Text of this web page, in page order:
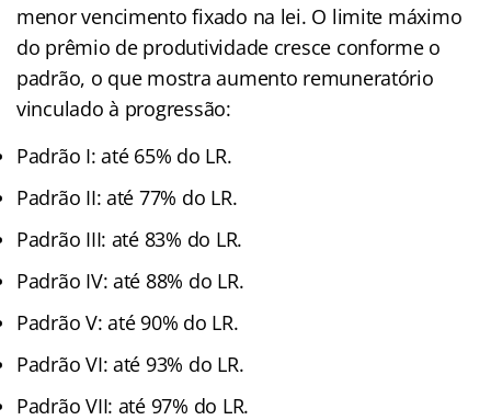
menor vencimento fixado na lei. O limite máximo
do prêmio de produtividade cresce conforme o
padrão, o que mostra aumento remuneratório
vinculado à progressão:
Padrão I: até 65% do LR.
Padrão II: até 77% do LR.
Padrão III: até 83% do LR.
Padrão IV: até 88% do LR.
Padrão V: até 90% do LR.
Padrão VI: até 93% do LR.
Padrão VII: até 97% do LR.